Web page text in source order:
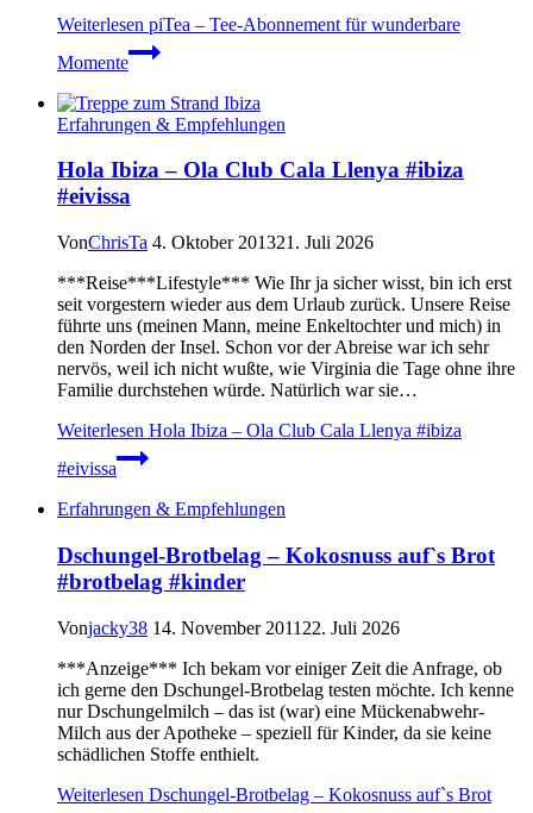
Weiterlesen piTea – Tee-Abonnement für wunderbare
Momente
Erfahrungen & Empfehlungen
Hola Ibiza – Ola Club Cala Llenya #ibiza
#eivissa
VonChrisTa 4. Oktober 201321. Juli 2026
***Reise***Lifestyle*** Wie Ihr ja sicher wisst, bin ich erst
seit vorgestern wieder aus dem Urlaub zurück. Unsere Reise
führte uns (meinen Mann, meine Enkeltochter und mich) in
den Norden der Insel. Schon vor der Abreise war ich sehr
nervös, weil ich nicht wußte, wie Virginia die Tage ohne ihre
Familie durchstehen würde. Natürlich war sie…
Weiterlesen Hola Ibiza – Ola Club Cala Llenya #ibiza
#eivissa
Erfahrungen & Empfehlungen
Dschungel-Brotbelag – Kokosnuss auf`s Brot
#brotbelag #kinder
Vonjacky38 14. November 2011 22. Juli 2026
***Anzeige*** Ich bekam vor einiger Zeit die Anfrage, ob
ich gerne den Dschungel-Brotbelag testen möchte. Ich kenne
nur Dschungelmilch – das ist (war) eine Mückenabwehr-
Milch aus der Apotheke – speziell für Kinder, da sie keine
schädlichen Stoffe enthielt.
Weiterlesen Dschungel-Brotbelag – Kokosnuss auf`s Brot